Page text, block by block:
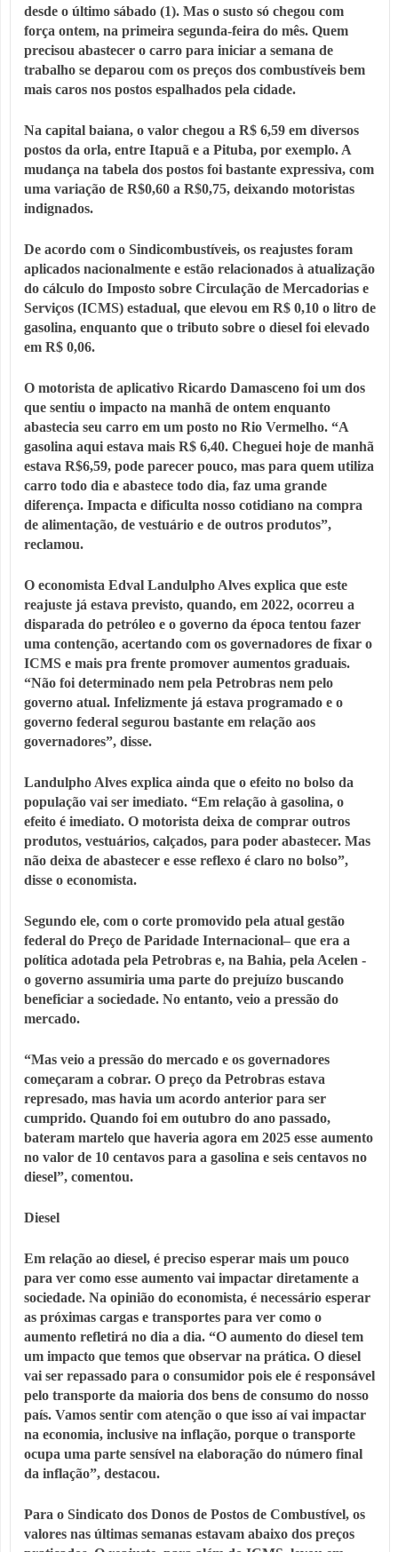
desde o último sábado (1). Mas o susto só chegou com
força ontem, na primeira segunda-feira do mês. Quem
precisou abastecer o carro para iniciar a semana de
trabalho se deparou com os preços dos combustíveis bem
mais caros nos postos espalhados pela cidade.
Na capital baiana, o valor chegou a R$ 6,59 em diversos
postos da orla, entre Itapuã e a Pituba, por exemplo. A
mudança na tabela dos postos foi bastante expressiva, com
uma variação de R$0,60 a R$0,75, deixando motoristas
indignados.
De acordo com o Sindicombustíveis, os reajustes foram
aplicados nacionalmente e estão relacionados à atualização
do cálculo do Imposto sobre Circulação de Mercadorias e
Serviços (ICMS) estadual, que elevou em R$ 0,10 o litro de
gasolina, enquanto que o tributo sobre o diesel foi elevado
em R$ 0,06.
O motorista de aplicativo Ricardo Damasceno foi um dos
que sentiu o impacto na manhã de ontem enquanto
abastecia seu carro em um posto no Rio Vermelho. “A
gasolina aqui estava mais R$ 6,40. Cheguei hoje de manhã
estava R$6,59, pode parecer pouco, mas para quem utiliza
carro todo dia e abastece todo dia, faz uma grande
diferença. Impacta e dificulta nosso cotidiano na compra
de alimentação, de vestuário e de outros produtos”,
reclamou.
O economista Edval Landulpho Alves explica que este
reajuste já estava previsto, quando, em 2022, ocorreu a
disparada do petróleo e o governo da época tentou fazer
uma contenção, acertando com os governadores de fixar o
ICMS e mais pra frente promover aumentos graduais.
“Não foi determinado nem pela Petrobras nem pelo
governo atual. Infelizmente já estava programado e o
governo federal segurou bastante em relação aos
governadores”, disse.
Landulpho Alves explica ainda que o efeito no bolso da
população vai ser imediato. “Em relação à gasolina, o
efeito é imediato. O motorista deixa de comprar outros
produtos, vestuários, calçados, para poder abastecer. Mas
não deixa de abastecer e esse reflexo é claro no bolso”,
disse o economista.
Segundo ele, com o corte promovido pela atual gestão
federal do Preço de Paridade Internacional– que era a
política adotada pela Petrobras e, na Bahia, pela Acelen -
o governo assumiria uma parte do prejuízo buscando
beneficiar a sociedade. No entanto, veio a pressão do
mercado.
“Mas veio a pressão do mercado e os governadores
começaram a cobrar. O preço da Petrobras estava
represado, mas havia um acordo anterior para ser
cumprido. Quando foi em outubro do ano passado,
bateram martelo que haveria agora em 2025 esse aumento
no valor de 10 centavos para a gasolina e seis centavos no
diesel”, comentou.
Diesel
Em relação ao diesel, é preciso esperar mais um pouco
para ver como esse aumento vai impactar diretamente a
sociedade. Na opinião do economista, é necessário esperar
as próximas cargas e transportes para ver como o
aumento refletirá no dia a dia. “O aumento do diesel tem
um impacto que temos que observar na prática. O diesel
vai ser repassado para o consumidor pois ele é responsável
pelo transporte da maioria dos bens de consumo do nosso
país. Vamos sentir com atenção o que isso aí vai impactar
na economia, inclusive na inflação, porque o transporte
ocupa uma parte sensível na elaboração do número final
da inflação”, destacou.
Para o Sindicato dos Donos de Postos de Combustível, os
valores nas últimas semanas estavam abaixo dos preços